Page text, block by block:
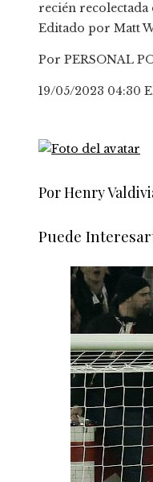
recién recolectada
Editado por Matt
Por PERSONAL
19/05/2023 04:30
Por Henry
Puede